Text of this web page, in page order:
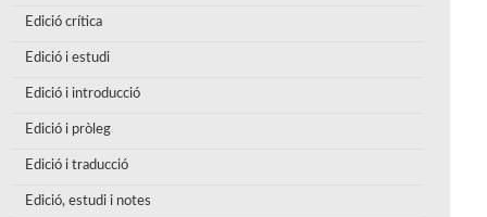
Edició crítica
Edició i estudi
Edició i introducció
Edició i pròleg
Edició i traducció
Edició, estudi i notes